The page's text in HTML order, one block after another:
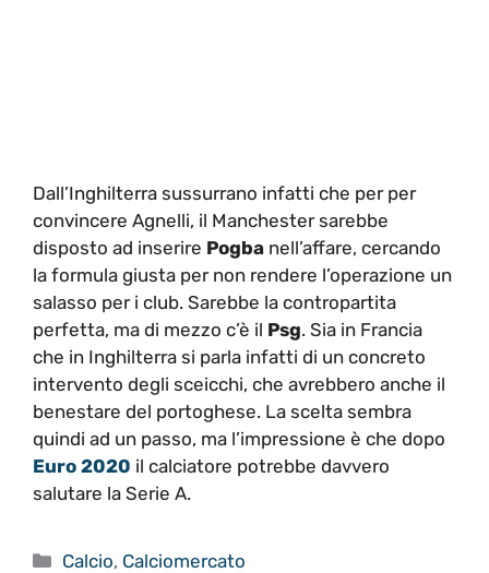
Dall’Inghilterra sussurrano infatti che per per
convincere Agnelli, il Manchester sarebbe
disposto ad inserire Pogba nell’affare, cercando
la formula giusta per non rendere l’operazione un
salasso per i club. Sarebbe la contropartita
perfetta, ma di mezzo c’è il Psg. Sia in Francia
che in Inghilterra si parla infatti di un concreto
intervento degli sceicchi, che avrebbero anche il
benestare del portoghese. La scelta sembra
quindi ad un passo, ma l’impressione è che dopo
Euro 2020 il calciatore potrebbe davvero
salutare la Serie A.
Categorie
Calcio, Calciomercato